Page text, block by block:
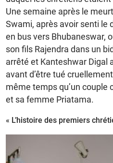
Une semaine après le
Swami, après avoir senti le
en bus vers Bhubaneswar,
son fils Rajendra dans un
arrêté et Kanteshwar Digal
avant d’être tué
même temps qu’un couple
et sa femme Priatama.
« L’histoire des premiers